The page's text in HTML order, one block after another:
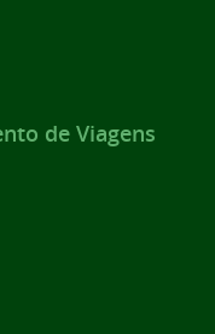
de Viagens